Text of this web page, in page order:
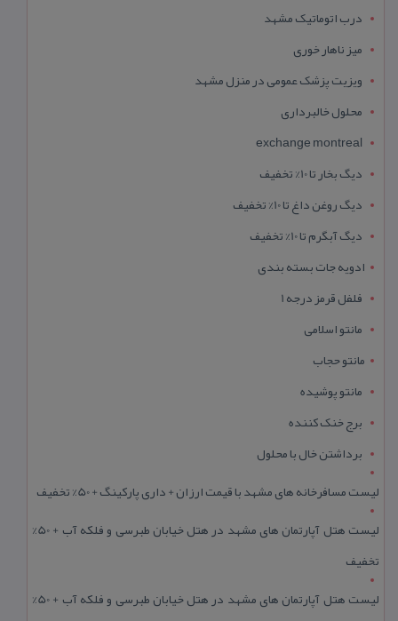
درب اتوماتیک مشهد
میز ناهار خوری
ویزیت پزشک عمومی در منزل مشهد
محلول خالبرداری
exchange montreal
دیگ بخار تا 10% تخفیف
دیگ روغن داغ تا 10% تخفیف
دیگ آبگرم تا 10% تخفیف
ادویه جات بسته بندی
فلفل قرمز درجه 1
مانتو اسلامی
مانتو حجاب
مانتو پوشیده
برج خنک کننده
برداشتن خال با محلول
لیست مسافرخانه های مشهد با قیمت ارزان + داری پارکینگ + 50% تخفیف
لیست هتل آپارتمان های مشهد در هتل خیابان طبرسی و فلکه آب + 50%
تخفیف
لیست هتل آپارتمان های مشهد در هتل خیابان طبرسی و فلکه آب + 50%